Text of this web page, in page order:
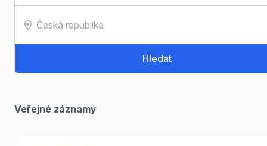
Hledat
Veřejné záznamy